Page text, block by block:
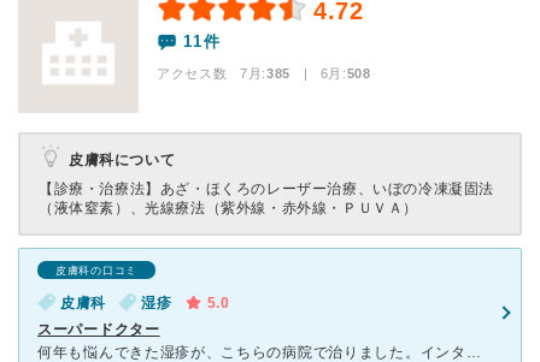
4.72
11件
アクセス数 7月:385 | 6月:508
皮膚科について
【診療・治療法】 あざ・ほくろのレーザー治療、いぼの冷凍凝固法
（液体窒素）、光線療法（紫外線・赤外線・ＰＵＶＡ）
皮膚科の口コミ
皮膚科 湿疹
5.0
スーパードクター
何年も悩んできた湿疹が、こちらの病院で治りました。インターネットで事前受付が可能ですが、いつも患者さんが多く待ち時間があります。 先生は、とてもわかりやすいように丁寧な診察をしてくれます。また、一時